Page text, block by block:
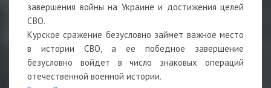
завершения войны на Украине и достижения целей
СВО.
Курское сражение безусловно займет важное место
в истории СВО, а ее победное завершение
безусловно войдет в число знаковых операций
отечественной военной истории.